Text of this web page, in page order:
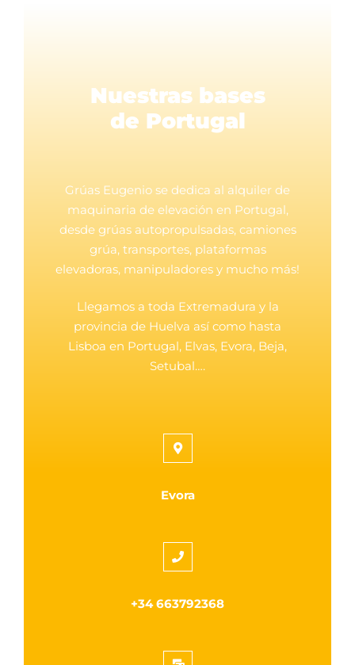
Nuestras bases
de Portugal
Grúas Eugenio se dedica al alquiler de
maquinaria de elevación en Portugal,
desde grúas autopropulsadas, camiones
grúa, transportes, plataformas
elevadoras, manipuladores y mucho más!
Llegamos a toda Extremadura y la
provincia de Huelva así como hasta
Lisboa en Portugal, Elvas, Evora, Beja,
Setubal….
Evora
+34 663792368